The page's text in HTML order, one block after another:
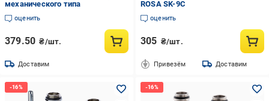
механического типа
оценить
379.50 ₴/шт.
Доставим
ROSA SK-9C
оценить
305 ₴/шт.
Привезём Доставим